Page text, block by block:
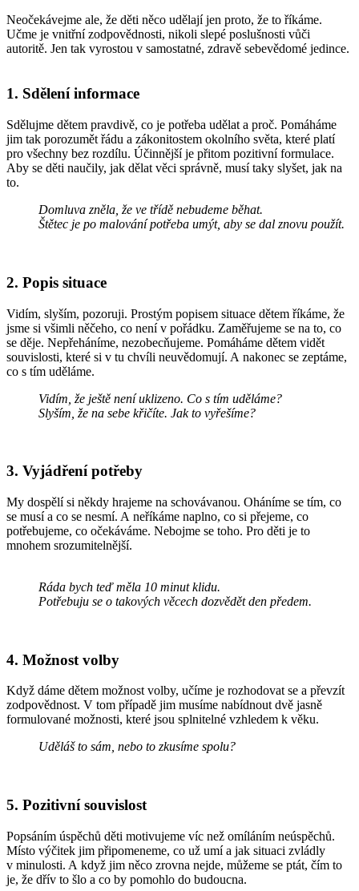
Neočekávejme ale, že děti něco udělají jen proto, že to říkáme.
Učme je vnitřní zodpovědnosti, nikoli slepé poslušnosti vůči
autoritě. Jen tak vyrostou v samostatné, zdravě sebevědomé jedince.
1. Sdělení informace
Sdělujme dětem pravdivě, co je potřeba udělat a proč. Pomáháme
jim tak porozumět řádu a zákonitostem okolního světa, které platí
pro všechny bez rozdílu. Účinnější je přitom pozitivní formulace.
Aby se děti naučily, jak dělat věci správně, musí taky slyšet, jak na
to.
Domluva zněla, že ve třídě nebudeme běhat.
Štětec je po malování potřeba umýt, aby se dal znovu použít.
2. Popis situace
Vidím, slyším, pozoruji. Prostým popisem situace dětem říkáme, že
jsme si všimli něčeho, co není v pořádku. Zaměřujeme se na to, co
se děje. Nepřeháníme, nezobecňujeme. Pomáháme dětem vidět
souvislosti, které si v tu chvíli neuvědomují. A nakonec se zeptáme,
co s tím uděláme.
Vidím, že ještě není uklizeno. Co s tím uděláme?
Slyším, že na sebe křičíte. Jak to vyřešíme?
3. Vyjádření potřeby
My dospělí si někdy hrajeme na schovávanou. Oháníme se tím, co
se musí a co se nesmí. A neříkáme naplno, co si přejeme, co
potřebujeme, co očekáváme. Nebojme se toho. Pro děti je to
mnohem srozumitelnější.
Ráda bych teď měla 10 minut klidu.
Potřebuju se o takových věcech dozvědět den předem.
4. Možnost volby
Když dáme dětem možnost volby, učíme je rozhodovat se a převzít
zodpovědnost. V tom případě jim musíme nabídnout dvě jasně
formulované možnosti, které jsou splnitelné vzhledem k věku.
Uděláš to sám, nebo to zkusíme spolu?
5. Pozitivní souvislost
Popsáním úspěchů děti motivujeme víc než omíláním neúspěchů.
Místo výčitek jim připomeneme, co už umí a jak situaci zvládly
v minulosti. A když jim něco zrovna nejde, můžeme se ptát, čím to
je, že dřív to šlo a co by pomohlo do budoucna.